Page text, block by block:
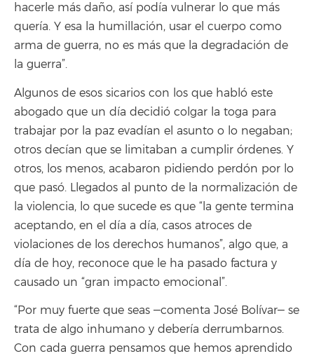
hacerle más daño, así podía vulnerar lo que más
quería. Y esa la humillación, usar el cuerpo como
arma de guerra, no es más que la degradación de
la guerra”.
Algunos de esos sicarios con los que habló este
abogado que un día decidió colgar la toga para
trabajar por la paz evadían el asunto o lo negaban;
otros decían que se limitaban a cumplir órdenes. Y
otros, los menos, acabaron pidiendo perdón por lo
que pasó. Llegados al punto de la normalización de
la violencia, lo que sucede es que “la gente termina
aceptando, en el día a día, casos atroces de
violaciones de los derechos humanos”, algo que, a
día de hoy, reconoce que le ha pasado factura y
causado un “gran impacto emocional”.
“Por muy fuerte que seas ‒comenta José Bolívar‒ se
trata de algo inhumano y debería derrumbarnos.
Con cada guerra pensamos que hemos aprendido